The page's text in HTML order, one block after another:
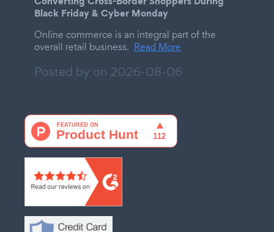
Black Friday & Cyber Monday
Online commerce is an integral part of the
overall retail business. Read More
Posted by on 2026-08-06